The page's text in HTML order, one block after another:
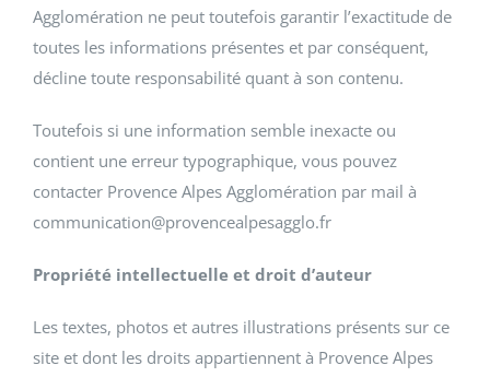
Agglomération ne peut toutefois garantir l’exactitude de
toutes les informations présentes et par conséquent,
décline toute responsabilité quant à son contenu.
Toutefois si une information semble inexacte ou
contient une erreur typographique, vous pouvez
contacter Provence Alpes Agglomération par mail à
communication@provencealpesagglo.fr
Propriété intellectuelle et droit d’auteur
Les textes, photos et autres illustrations présents sur ce
site et dont les droits appartiennent à Provence Alpes